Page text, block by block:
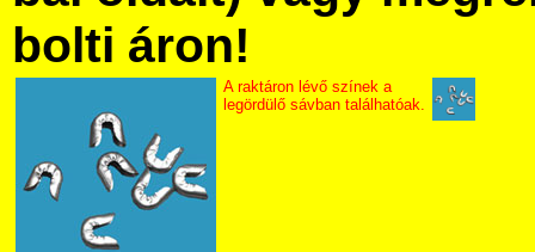
bolti áron!
A raktáron lévő színek a
legördülő sávban találhatóak.